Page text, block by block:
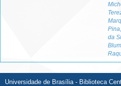
da
Universidade de Brasília - Biblioteca